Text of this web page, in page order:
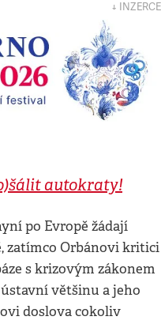
↓ INZERCE
autokraty!
po Evropě žádají
zatímco Orbánovi kritici
s krizovým zákonem
většinu a jeho
doslova cokoliv